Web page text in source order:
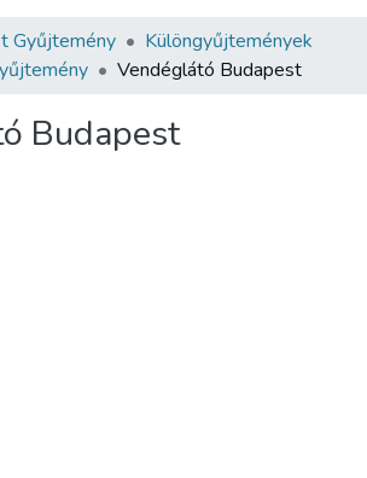
Gyűjtemény
Különgyűjtemények
Vendéglátó Budapest
Budapest